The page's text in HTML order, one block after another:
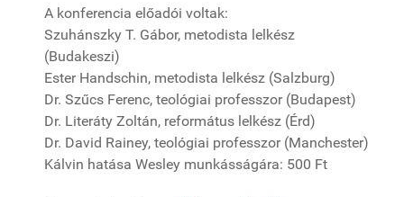
A konferencia előadói voltak:
Szuhánszky T. Gábor, metodista lelkész
(Budakeszi)
Ester Handschin, metodista lelkész (Salzburg)
Dr. Szűcs Ferenc, teológiai professzor (Budapest)
Dr. Literáty Zoltán, református lelkész (Érd)
Dr. David Rainey, teológiai professzor (Manchester)
Kálvin hatása Wesley munkásságára: 500 Ft